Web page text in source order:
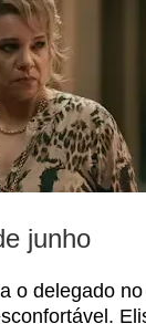
junho
o delegado